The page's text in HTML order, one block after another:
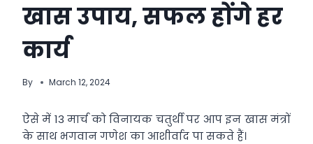
खास उपाय, सफल होंगे हर
कार्य
By March 12, 2024
ऐसे में 13 मार्च को विनायक चतुर्थी पर आप इन खास मंत्रों
के साथ भगवान गणेश का आशीर्वाद पा सकते हैं।